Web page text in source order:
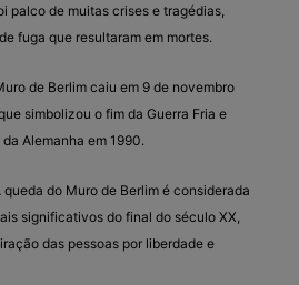
palco de muitas crises e tragédias,
fuga que resultaram em mortes.
de Berlim caiu em 9 de novembro
simbolizou o fim da Guerra Fria e
Alemanha em 1990.
queda do Muro de Berlim é considerada
significativos do final do século XX,
das pessoas por liberdade e